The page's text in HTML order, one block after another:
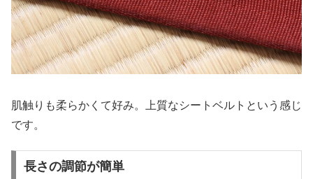
肌触りも柔らかくて好み。上質なシートベルトという感じ
です。
長さの調節が簡単